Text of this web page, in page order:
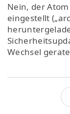
Nein, der
eingestellt
Wechsel